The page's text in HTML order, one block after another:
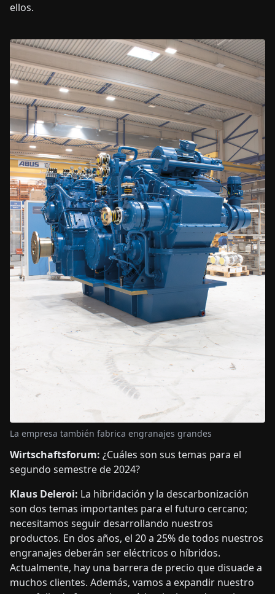
ellos.
La empresa también fabrica engranajes grandes
Wirtschaftsforum: ¿Cuáles son sus temas para el
segundo semestre de 2024?
Klaus Deleroi: La hibridación y la descarbonización
son dos temas importantes para el futuro cercano;
necesitamos seguir desarrollando nuestros
productos. En dos años, el 20 a 25% de todos nuestros
engranajes deberán ser eléctricos o híbridos.
Actualmente, hay una barrera de precio que disuade a
muchos clientes. Además, vamos a expandir nuestro